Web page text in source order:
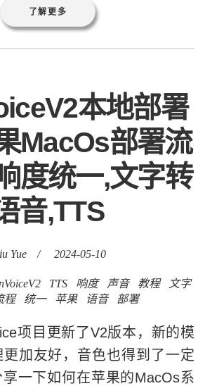
了解更多
本地部署
MacOs部署流
度统一,文字转
音,TTS
Yue / 2024-05-10
TTS 响度 声音 教程
文字
程 统一 苹果 语音 部署
项目更新了V2版本，新的模
加友好，音色也得到了一定
一下如何在苹果的MacOs系